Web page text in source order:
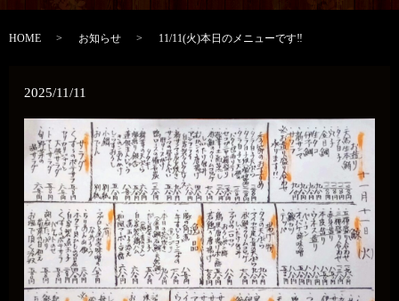
HOME お知らせ 11/11(火)本日のメニューです‼️
2025/11/11